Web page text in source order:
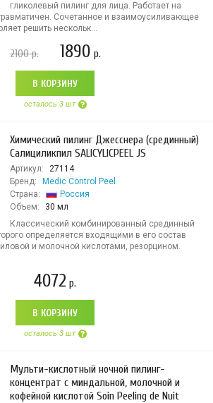
гликолевый пилинг для лица. Работает на
Сочетанное и взаимоусиливающее
решить нескольк...
2100р. 1890 р.
В КОРЗИНУ
осталось 3 шт
Химический пилинг Джесснера (срединный)
Салициликпил SALICYLICPEEL JS
Артикул:
27114
Бренд:
Medic Control Peel
Страна:
Россия
Объем:
30 мл
Классический комбинированный срединный
определяется входящими в его состав
и молочной кислотами, резорцином.
4072 р.
В КОРЗИНУ
осталось 3 шт
Мульти-кислотный ночной пилинг-
концентрат с миндальной, молочной и
кофейной кислотой Soin Peeling de Nuit